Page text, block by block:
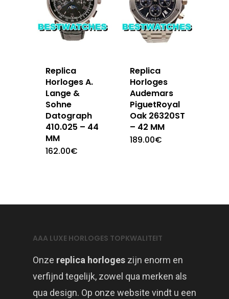
Replica
Horloges A.
Lange &
Sohne
Datograph
410.025 – 44
MM
162.00€
Replica
Horloges
Audemars
PiguetRoyal
Oak 26320ST
– 42 MM
189.00€
AAA LUXE HORLOGES TOPKWALITEIT
Onze replica horloges zijn enorm en
verfijnd tegelijk, zowel qua merken als
qua design. Op onze website vindt u een